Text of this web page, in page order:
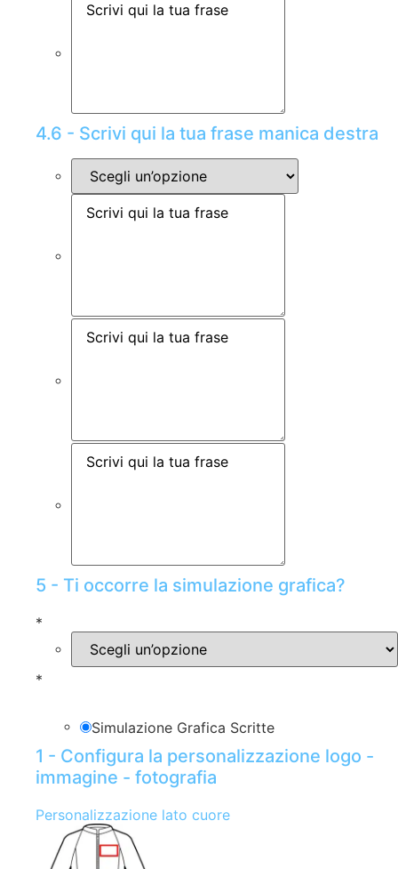
4.6 - Scrivi qui la tua frase manica destra
5 - Ti occorre la simulazione grafica?
*
*
Simulazione Grafica Scritte
1 - Configura la personalizzazione logo -
immagine - fotografia
Personalizzazione lato cuore